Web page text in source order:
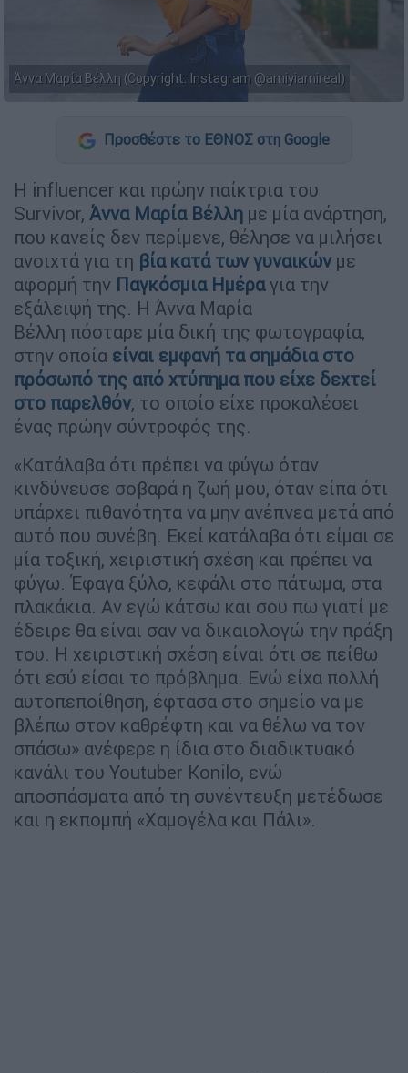
Άννα Μαρία Βέλλη (Copyright: Instagram @amiyiamireal)
Προσθέστε το ΕΘΝΟΣ στη Google
Η influencer και πρώην παίκτρια του
Survivor, Άννα Μαρία Βέλλη με μία ανάρτηση,
που κανείς δεν περίμενε, θέλησε να μιλήσει
ανοιχτά για τη βία κατά των γυναικώνμε
αφορμή την Παγκόσμια Ημέραγια την
εξάλειψή της. Η Άννα Μαρία
Βέλλη πόσταρε μία δική της φωτογραφία,
στην οποία είναι εμφανή τα σημάδια στο
πρόσωπό της από χτύπημα που είχε δεχτεί
στο παρελθόν, το οποίο είχε προκαλέσει
ένας πρώην σύντροφός της.
«Κατάλαβα ότι πρέπει να φύγω όταν
κινδύνευσε σοβαρά η ζωή μου, όταν είπα ότι
υπάρχει πιθανότητα να μην ανέπνεα μετά από
αυτό που συνέβη. Εκεί κατάλαβα ότι είμαι σε
μία τοξική, χειριστική σχέση και πρέπει να
φύγω. Έφαγα ξύλο, κεφάλι στο πάτωμα, στα
πλακάκια. Αν εγώ κάτσω και σου πω γιατί με
έδειρε θα είναι σαν να δικαιολογώ την πράξη
του. Η χειριστική σχέση είναι ότι σε πείθω
ότι εσύ είσαι το πρόβλημα. Ενώ είχα πολλή
αυτοπεποίθηση, έφτασα στο σημείο να με
βλέπω στον καθρέφτη και να θέλω να τον
σπάσω» ανέφερε η ίδια στο διαδικτυακό
κανάλι του Youtuber Konilo, ενώ
αποσπάσματα από τη συνέντευξη μετέδωσε
και η εκπομπή «Χαμογέλα και Πάλι».